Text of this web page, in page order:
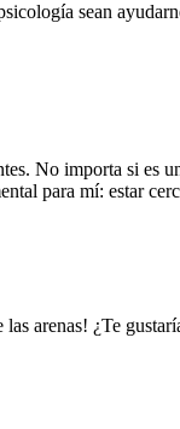
sean
No importa si es
para mí: estar
arenas! ¿Te